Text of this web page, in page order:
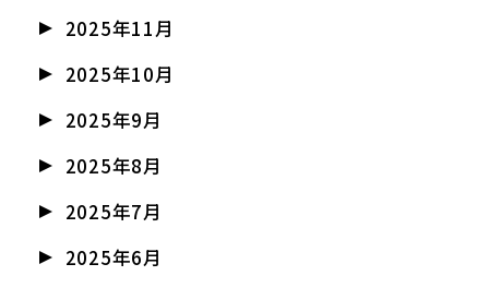
2025年11月
2025年10月
2025年9月
2025年8月
2025年7月
2025年6月